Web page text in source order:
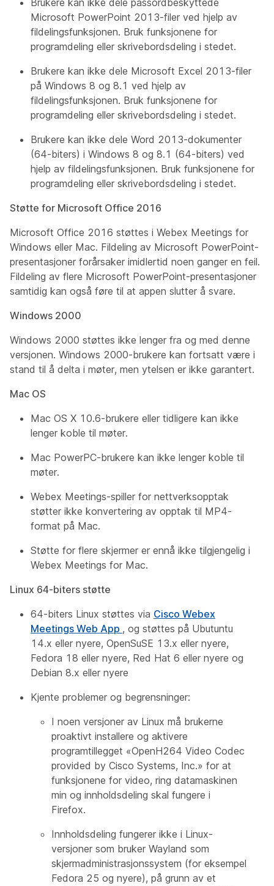
Brukere kan ikke dele passordbeskyttede
Microsoft PowerPoint 2013-filer ved hjelp av
fildelingsfunksjonen. Bruk funksjonene for
programdeling eller skrivebordsdeling i stedet.
Brukere kan ikke dele Microsoft Excel 2013-filer
på Windows 8 og 8.1 ved hjelp av
fildelingsfunksjonen. Bruk funksjonene for
programdeling eller skrivebordsdeling i stedet.
Brukere kan ikke dele Word 2013-dokumenter
(64-biters) i Windows 8 og 8.1 (64-biters) ved
hjelp av fildelingsfunksjonen. Bruk funksjonene for
programdeling eller skrivebordsdeling i stedet.
Støtte for Microsoft Office 2016
Microsoft Office 2016 støttes i Webex Meetings for
Windows eller Mac. Fildeling av Microsoft PowerPoint-
presentasjoner forårsaker imidlertid noen ganger en feil.
Fildeling av flere Microsoft PowerPoint-presentasjoner
samtidig kan også føre til at appen slutter å svare.
Windows 2000
Windows 2000 støttes ikke lenger fra og med denne
versjonen. Windows 2000-brukere kan fortsatt være i
stand til å delta i møter, men ytelsen er ikke garantert.
Mac OS
Mac OS X 10.6-brukere eller tidligere kan ikke
lenger koble til møter.
Mac PowerPC-brukere kan ikke lenger koble til
møter.
Webex Meetings-spiller for nettverksopptak
støtter ikke konvertering av opptak til MP4-
format på Mac.
Støtte for flere skjermer er ennå ikke tilgjengelig i
Webex Meetings for Mac.
Linux 64-biters støtte
64-biters Linux støttes via Cisco Webex
Meetings Web App , og støttes på Ubutuntu
14.x eller nyere, OpenSuSE 13.x eller nyere,
Fedora 18 eller nyere, Red Hat 6 eller nyere og
Debian 8.x eller nyere
Kjente problemer og begrensninger:
I noen versjoner av Linux må brukerne
proaktivt installere og aktivere
programtillegget «OpenH264 Video Codec
provided by Cisco Systems, Inc.» for at
funksjonene for video, ring datamaskinen
min og innholdsdeling skal fungere i
Firefox.
Innholdsdeling fungerer ikke i Linux-
versjoner som bruker Wayland som
skjermadministrasjonssystem (for eksempel
Fedora 25 og nyere), på grunn av et